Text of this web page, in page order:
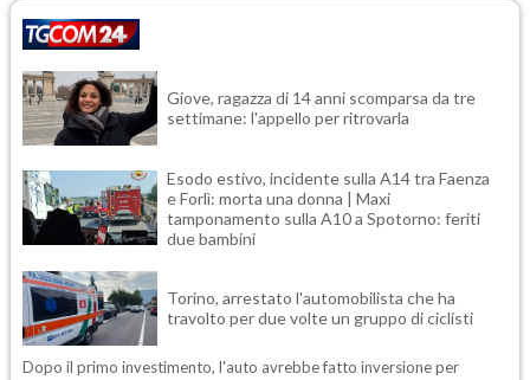
Giove, ragazza di 14 anni scomparsa da tre
settimane: l'appello per ritrovarla
Esodo estivo, incidente sulla A14 tra Faenza
e Forlì: morta una donna | Maxi
tamponamento sulla A10 a Spotorno: feriti
due bambini
Torino, arrestato l'automobilista che ha
travolto per due volte un gruppo di ciclisti
Dopo il primo investimento, l'auto avrebbe fatto inversione per